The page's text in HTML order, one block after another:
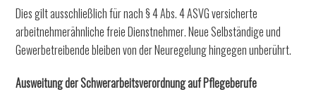
Dies gilt ausschließlich für nach § 4 Abs. 4 ASVG versicherte
arbeitnehmerähnliche freie Dienstnehmer. Neue Selbständige und
Gewerbetreibende bleiben von der Neuregelung hingegen unberührt.
Ausweitung der Schwerarbeitsverordnung auf Pflegeberufe